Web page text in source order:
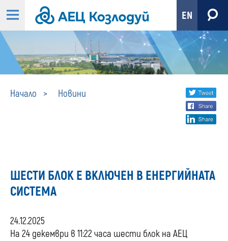
EN
Начало Новини
Share
social
ШЕСТИ БЛОК Е ВКЛЮЧЕН В ЕНЕРГИЙНАТА
СИСТЕМА
24.12.2025
На 24 декември в 11:22 часа шести блок на АЕЦ